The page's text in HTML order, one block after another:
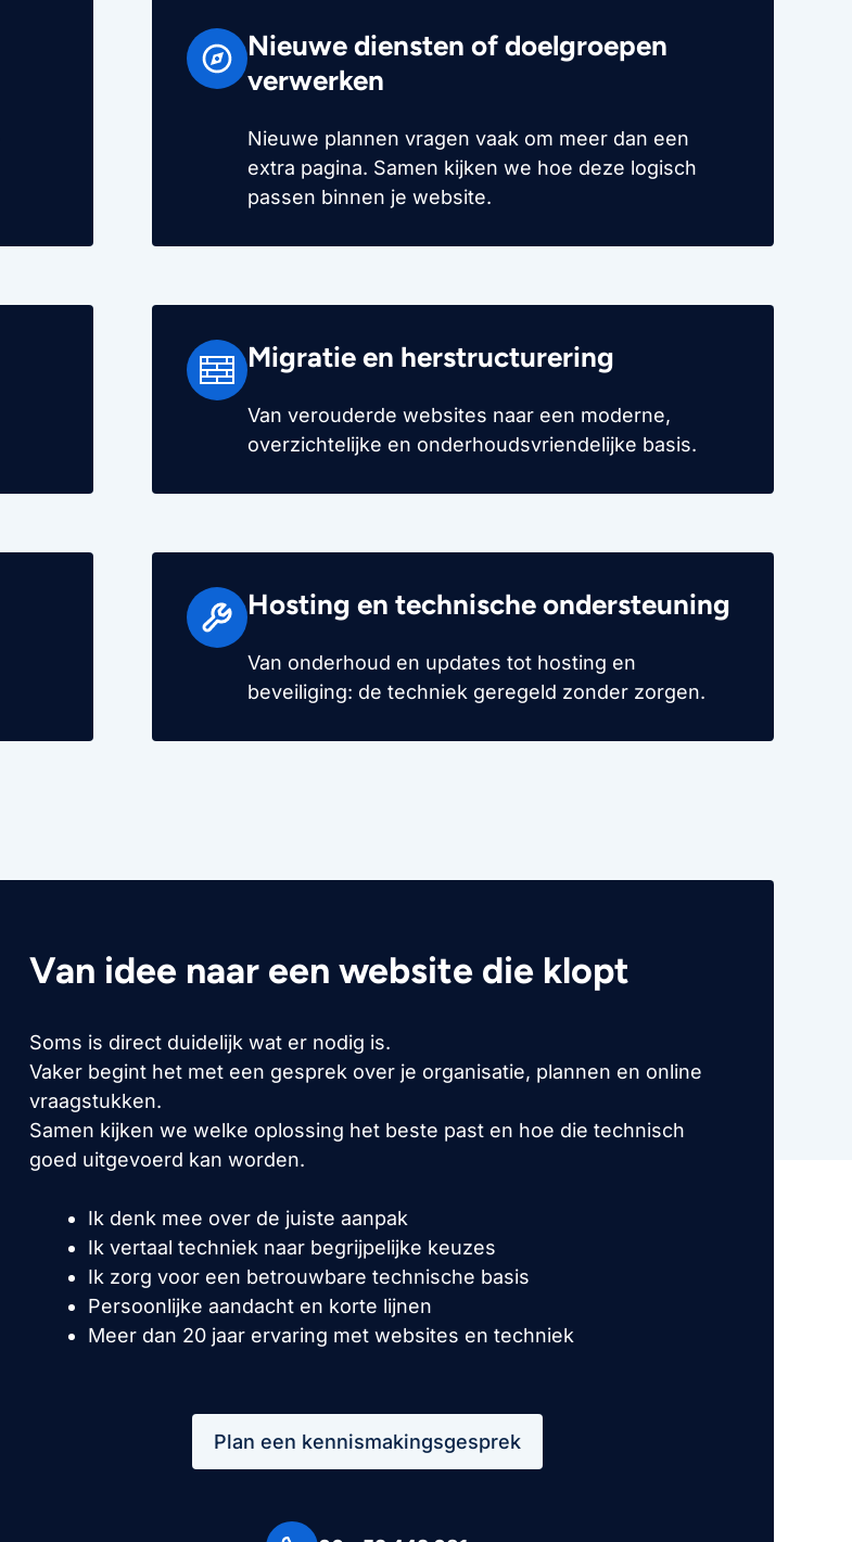
Nieuwe diensten of doelgroepen
verwerken
Nieuwe plannen vragen vaak om meer dan een
extra pagina. Samen kijken we hoe deze logisch
passen binnen je website.
Migratie en herstructurering
Van verouderde websites naar een moderne,
overzichtelijke en onderhoudsvriendelijke basis.
Hosting en technische ondersteuning
Van onderhoud en updates tot hosting en
beveiliging: de techniek geregeld zonder zorgen.
Van idee naar een website die klopt
Soms is direct duidelijk wat er nodig is.
Vaker begint het met een gesprek over je organisatie, plannen en online
vraagstukken.
Samen kijken we welke oplossing het beste past en hoe die technisch
goed uitgevoerd kan worden.
Ik denk mee over de juiste aanpak
Ik vertaal techniek naar begrijpelijke keuzes
Ik zorg voor een betrouwbare technische basis
Persoonlijke aandacht en korte lijnen
Meer dan 20 jaar ervaring met websites en techniek
Plan een kennismakingsgesprek